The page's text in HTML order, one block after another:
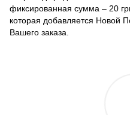
фиксированная сумма – 20
которая добавляется Новой
Вашего заказа.